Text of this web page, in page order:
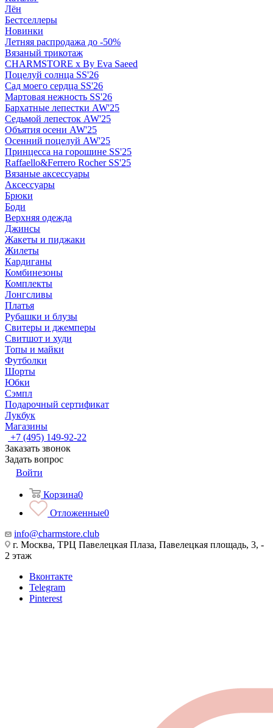
Лён
Бестселлеры
Новинки
Летняя распродажа до -50%
Вязаный трикотаж
CHARMSTORE х By Eva Saeed
Поцелуй солнца SS'26
Сад моего сердца SS'26
Мартовая нежность SS'26
Бархатные лепестки AW'25
Седьмой лепесток AW'25
Объятия осени AW'25
Осенний поцелуй AW'25
Принцесса на горошине SS'25
Raffaello&Ferrero Rocher SS'25
Вязаные аксессуары
Аксессуары
Брюки
Боди
Верхняя одежда
Джинсы
Жакеты и пиджаки
Жилеты
Кардиганы
Комбинезоны
Комплекты
Лонгсливы
Платья
Рубашки и блузы
Свитеры и джемперы
Свитшот и худи
Топы и майки
Футболки
Шорты
Юбки
Сэмпл
Подарочный сертификат
Лукбук
Магазины
+7 (495) 149-92-22
Заказать звонок
Задать вопрос
Войти
Корзина0
Отложенные0
info@charmstore.club
г. Москва, ТРЦ Павелецкая Плаза, Павелецкая площадь, 3, -
2 этаж
Вконтакте
Telegram
Pinterest